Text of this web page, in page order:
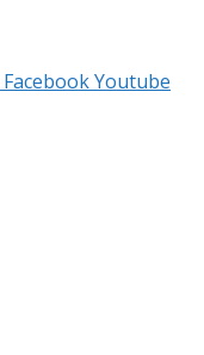
FacebookYoutube